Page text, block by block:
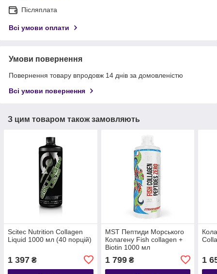
Післяплата
Всі умови оплати
Умови повернення
Повернення товару впродовж 14 днів за домовленістю
Всі умови повернення
З цим товаром також замовляють
Scitec Nutrition Collagen
Liquid 1000 мл (40 порцій)
1 397 ₴
MST Пептиди Морського
Колагену Fish collagen +
Biotin 1000 мл
1 799₴ 1